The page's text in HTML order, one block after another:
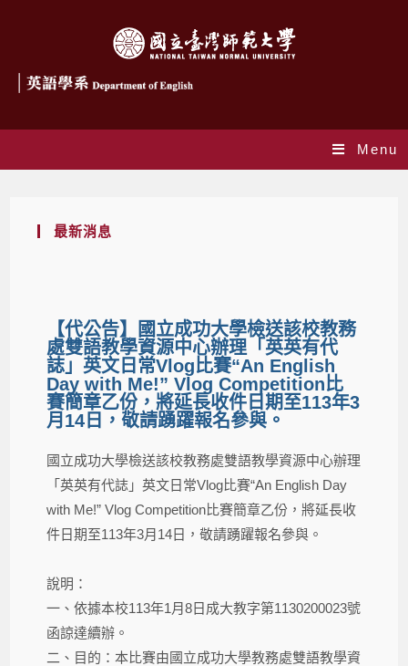
Menu
最新消息
【代公告】國立成功大學檢送該校教務
處雙語教學資源中心辦理「英英有代
誌」英文日常Vlog比賽“An English
Day with Me!” Vlog Competition比
賽簡章乙份，將延長收件日期至113年3
月14日，敬請踴躍報名參與。
國立成功大學檢送該校教務處雙語教學資源中心辦理
「英英有代誌」英文日常Vlog比賽“An English Day
with Me!” Vlog Competition比賽簡章乙份，將延長收
件日期至113年3月14日，敬請踴躍報名參與。
說明：​
一、依據本校113年1月8日成大教字第1130200023號
函諒達續辦。
二、目的：本比賽由國立成功大學教務處雙語教學資